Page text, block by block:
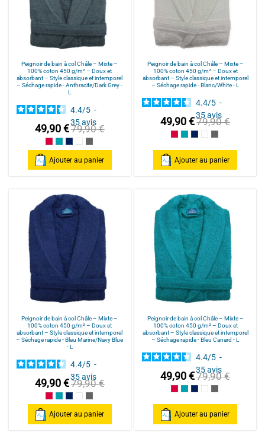
Peignoir de bain à col Châle – Mixte –
100% coton 450 g/m² – Doux et
absorbant – Style classique et intemporel
– Séchage rapide - Anthracite/Dark Grey -
L
4.4/5 -
35avis
49,90 €79,90 €
Framboise/Fuschia
Bleu Canard
Bleu Marine/Navy Blue
Blanc/White
Anthracite/Dark Grey
Ajouter au panier
Peignoir de bain à col Châle – Mixte –
100% coton 450 g/m² – Doux et
absorbant – Style classique et intemporel
– Séchage rapide - Blanc/White - L
4.4/5 -
35avis
49,90 €79,90 €
Framboise/Fuschia
Bleu Canard
Bleu Marine/Navy
Blanc/White
Anthracite/
Ajouter au panier
Peignoir de bain à col Châle – Mixte –
100% coton 450 g/m² – Doux et
absorbant – Style classique et intemporel
– Séchage rapide - Bleu Marine/Navy Blue
- L
4.4/5 -
35avis
49,90 €79,90 €
Framboise/Fuschia
Bleu Canard
Bleu Marine/Navy Blue
Blanc/White
Anthracite/Dark Grey
Ajouter au panier
Peignoir de bain à col Châle – Mixte –
100% coton 450 g/m² – Doux et
absorbant – Style classique et intemporel
– Séchage rapide - Bleu Canard - L
4.4/5 -
35avis
49,90 €79,90 €
Framboise/Fuschia
Bleu Canard
Bleu Marine/Navy
Blanc/White
Anthracite/
Ajouter au panier